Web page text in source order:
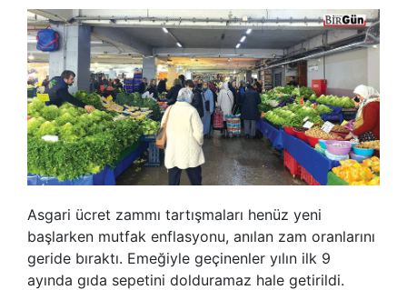
Asgari ücret zammı tartışmaları henüz yeni
başlarken mutfak enflasyonu, anılan zam oranlarını
geride bıraktı. Emeğiyle geçinenler yılın ilk 9
ayında gıda sepetini dolduramaz hale getirildi.